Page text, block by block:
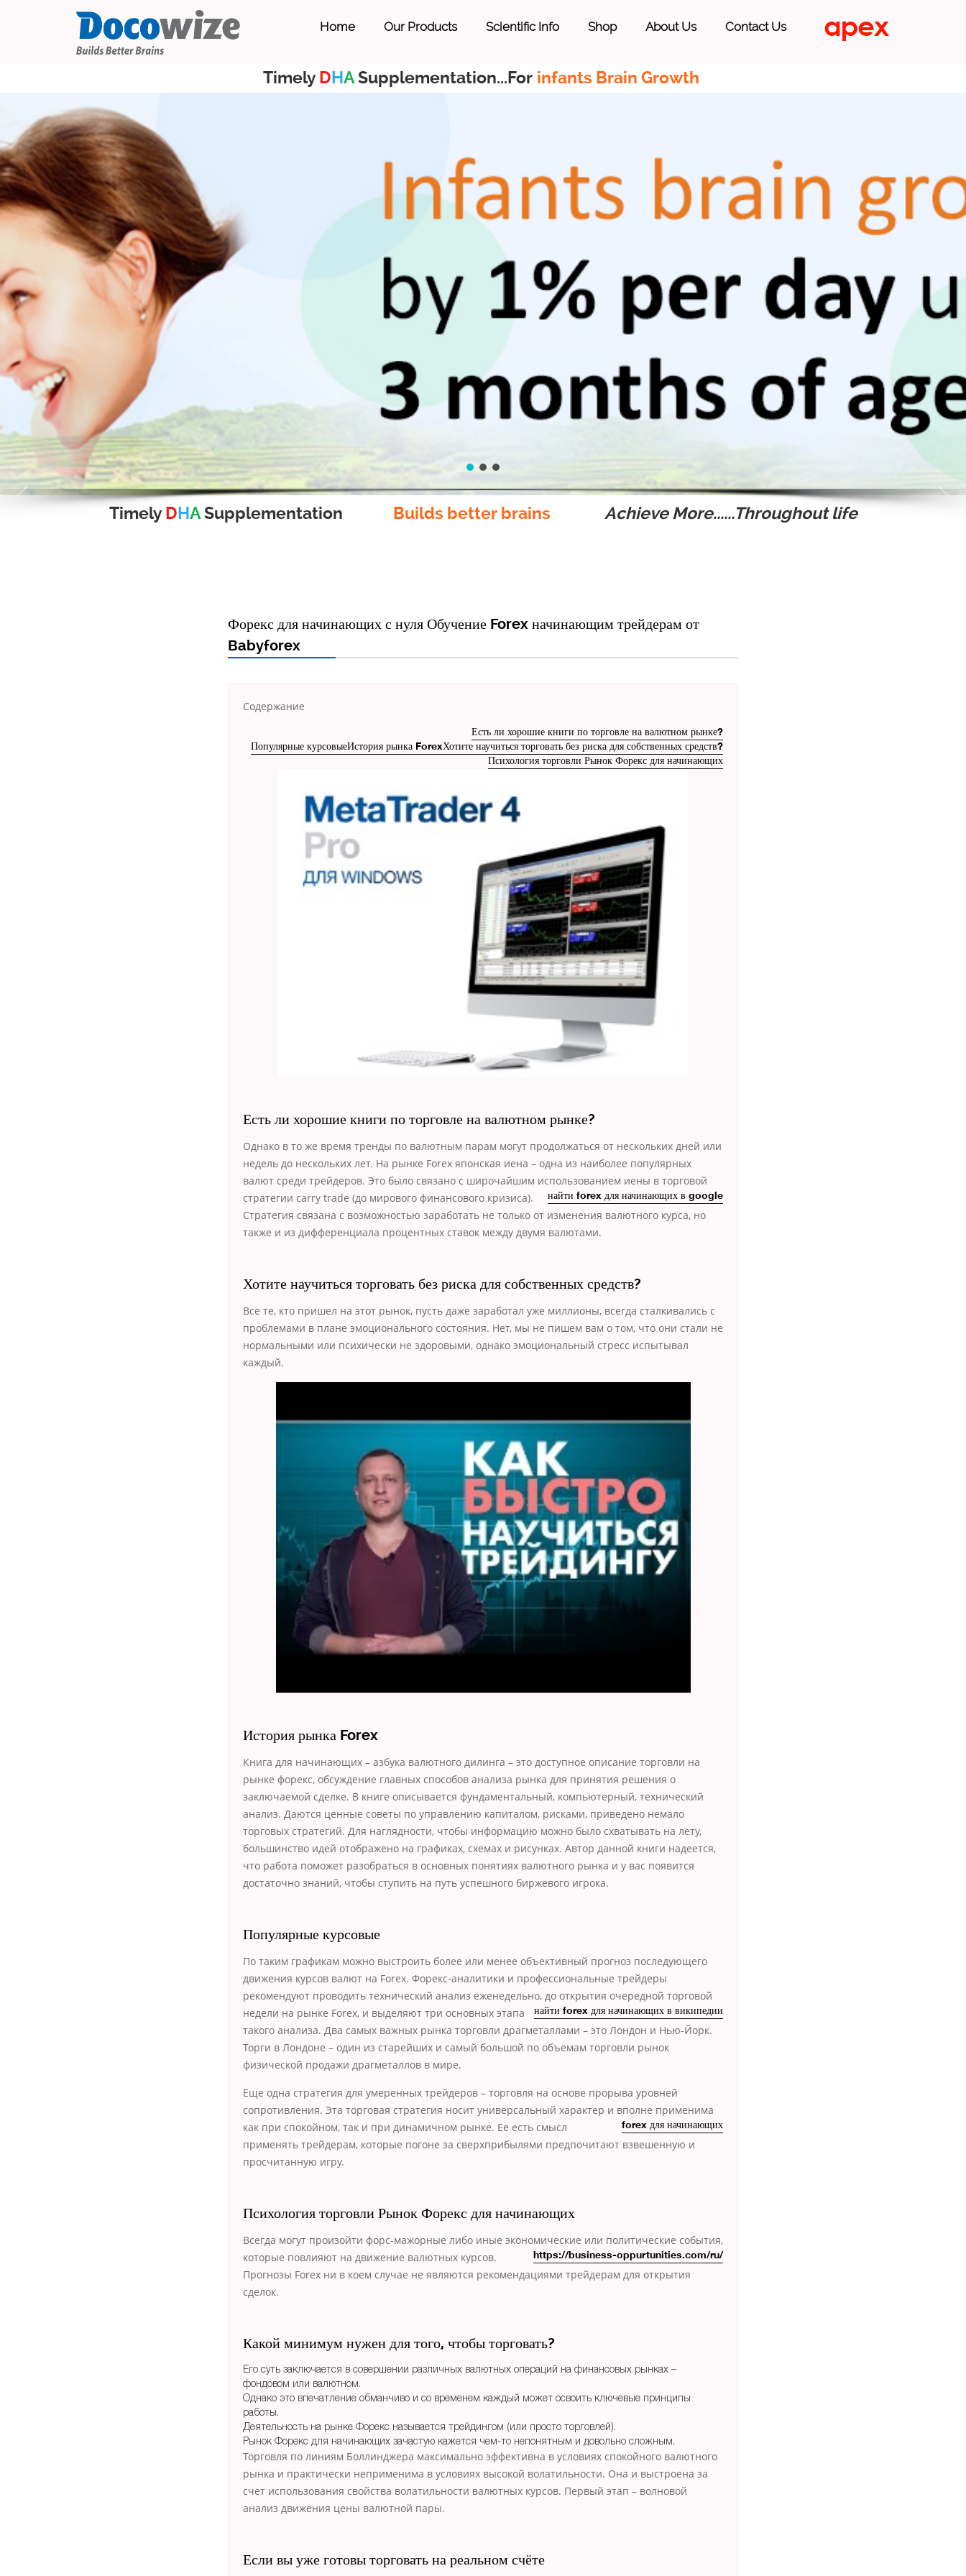
Home Our Products Scientific Info Shop About Us Contact Us
Timely DHASupplementation...For infants Brain Growth
Timely DHASupplementation Builds better brains Achieve More......Throughout life
Форекс для начинающих с нуля Обучение Forex начинающим трейдерам от
Babyforex
Содержание
Есть ли хорошие книги по торговле на валютном рынке?
Хотите научиться торговать без риска для собственных средств?
История рынка Forex
Популярные курсовые
Психология торговли Рынок Форекс для начинающих
Есть ли хорошие книги по торговле на валютном рынке?
Однако в то же время тренды по валютным парам могут продолжаться от нескольких дней или
недель до нескольких лет. На рынке Forex японская иена – одна из наиболее популярных
валют среди трейдеров. Это было связано с широчайшим использованием
найти forex для начинающих в google
иены в торговой
стратегии carry trade (до мирового финансового кризиса).
Стратегия связана с возможностью заработать не только от изменения валютного курса, но
также и из дифференциала процентных ставок между двумя валютами.
Хотите научиться торговать без риска для собственных средств?
Все те, кто пришел на этот рынок, пусть даже заработал уже миллионы, всегда сталкивались с
проблемами в плане эмоционального состояния. Нет, мы не пишем вам о том, что они стали не
нормальными или психически не здоровыми, однако эмоциональный стресс испытывал
каждый.
История рынка Forex
Книга для начинающих – азбука валютного дилинга – это доступное описание торговли на
рынке форекс, обсуждение главных способов анализа рынка для принятия решения о
заключаемой сделке. В книге описывается фундаментальный, компьютерный, технический
анализ. Даются ценные советы по управлению капиталом, рисками, приведено немало
торговых стратегий. Для наглядности, чтобы информацию можно было схватывать на лету,
большинство идей отображено на графиках, схемах и рисунках. Автор данной книги надеется,
что работа поможет разобраться в основных понятиях валютного рынка и у вас появится
достаточно знаний, чтобы ступить на путь успешного биржевого игрока.
Популярные курсовые
По таким графикам можно выстроить более или менее объективный прогноз последующего
движения курсов валют на Forex. Форекс-аналитики и профессиональные трейдеры
рекомендуют проводить технический анализ еженедельно, до открытия очередной торговой
недели
найти forex для начинающих в википедии
на рынке Forex, и выделяют три о­сновных этапа
такого анализа. Два самых важных рынка торговли драгметаллами – это Лондон и Нью-Йорк.
Торги в Лондоне – один из старейших и самый большой по объемам торговли рынок
физической продажи драгметаллов в мире.
Еще одна стратегия для умеренных трейдеров – торговля на основе прорыва уровней
сопротивления. Эта торговая стратегия носит универсальный характер и вполне применима
forex для начинающих
как при спокойном, так и при динамичном рынке. Ее есть смысл
применять трейдерам, которые погоне за сверхприбылями предпочитают взвешенную и
просчитанную игру.
Психология торговли Рынок Форекс для начинающих
Всегда могут произойти форс-мажорные либо иные экономические или политические события,
которые повлияют на движение
https://business-oppurtunities.com/ru/
валютных курсов.
Прогнозы Forex ни в коем случае не являются рекомендациями трейдерам для открытия
сделок.
Какой минимум нужен для того, чтобы торговать?
Его суть заключается в совершении различных валютных операций на финансовых рынках –
фондовом или валютном.
Однако это впечатление обманчиво и со временем каждый может освоить ключевые принципы
работы.
Деятельность на рынке Форекс называется трейдингом (или просто торговлей).
Рынок Форекс для начинающих зачастую кажется чем-то непонятным и довольно сложным.
Торговля по линиям Боллинджера максимально эффективна в условиях спокойного валютного
рынка и практически неприменима в условиях высокой волатильности. Она и выстроена за
счет использования свойства волатильности валютных курсов. Первый этап – волновой
анализ движения цены валютной пары.
Если вы уже готовы торговать на реальном счёте